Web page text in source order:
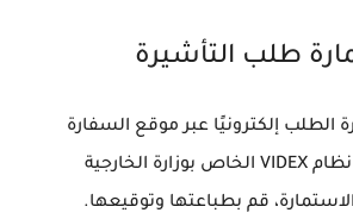
الطلب إلكترونيًا عبر موقع السفارة
الألمانية أو من خلال نظام VIDEX الخاص بوزارة الخارجية
الاستمارة، قم بطباعتها وتوقيعها.